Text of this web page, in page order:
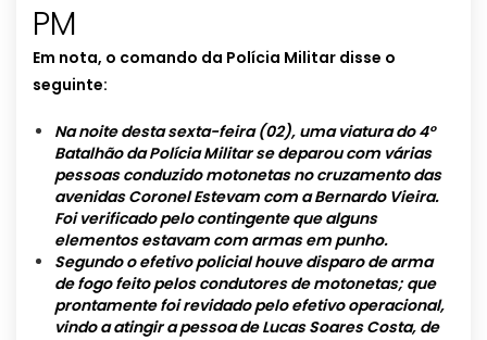
PM
Em nota, o comando da Polícia Militar disse o
seguinte:
Na noite desta sexta-feira (02), uma viatura do 4°
Batalhão da Polícia Militar se deparou com várias
pessoas conduzido motonetas no cruzamento das
avenidas Coronel Estevam com a Bernardo Vieira.
Foi verificado pelo contingente que alguns
elementos estavam com armas em punho.
Segundo o efetivo policial houve disparo de arma
de fogo feito pelos condutores de motonetas; que
prontamente foi revidado pelo efetivo operacional,
vindo a atingir a pessoa de Lucas Soares Costa, de